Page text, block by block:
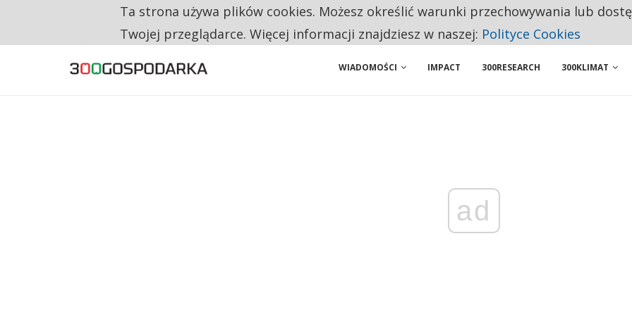
TRZECH NA CZTERECH PONOWNIE ZAŁOŻYŁOBY WŁASNĄ FIRMĘ. INNYM JUŻ TAK ŁATWO JEJ NIE POLECAJĄ
WIADOMOŚCI IMPACT 300RESEARCH 300KLIMAT
ad
Ta strona używa plików cookies. Możesz określić warunki przechowywania lub
Twojej przeglądarce. Więcej informacji znajdziesz w naszej: Polityce Cookies